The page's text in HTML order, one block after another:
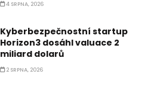
4 SRPNA, 2026
Kyberbezpečnostní startup
Horizon3 dosáhl valuace 2
miliard dolarů
2 SRPNA, 2026